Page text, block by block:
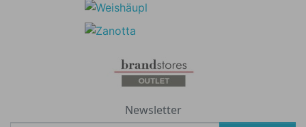
Newsletter